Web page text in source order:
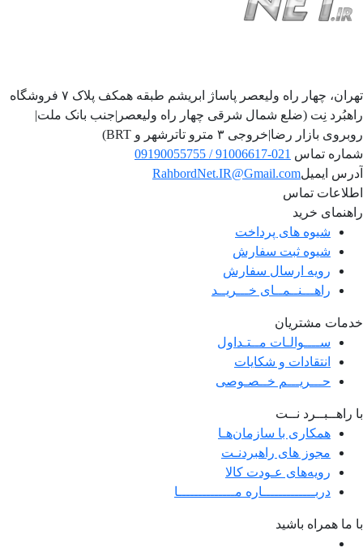
تهران، چهار راه ولیعصر پاساژ ابریشم طبقه همکف پلاک ۷ فروشگاه
راهبُرد نِت (ضلع شمال شرقی چهار راه ولیعصر|جنب بانک ملت|
روبروی بازار رضا|خروجی ۳ مترو تاترشهر و BRT)‎‎
شماره تماس 021-91006617 / 09190055755
آدرس ایمیلRahbordNet.IR@Gmail.com
اطلاعات تماس
راهنمای خرید
شیوه های پرداخت
شیوه ثبت سفارش
رویه ارسال سفارش
راهـــنــمــای خـــریــد
خدمات مشتریان
ســــوالـات مــتـداول
انتقادات و شکایات
حـــریـــم خــصـوصی
با راهــبــرد نــت
همکاری با سازمان‌هـا
مجوز های راهبردنـت
رویه‌های عـودت کالا
دربـــــــــــــاره مــــــــــــــا
با ما همراه باشید